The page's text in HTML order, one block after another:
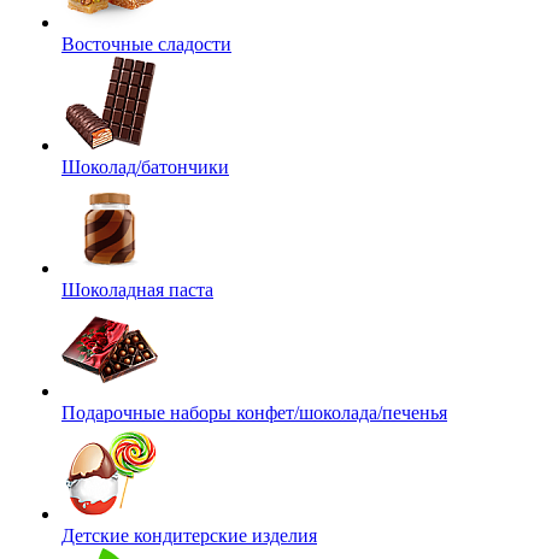
Восточные сладости
Шоколад/батончики
Шоколадная паста
Подарочные наборы конфет/шоколада/печенья
Детские кондитерские изделия